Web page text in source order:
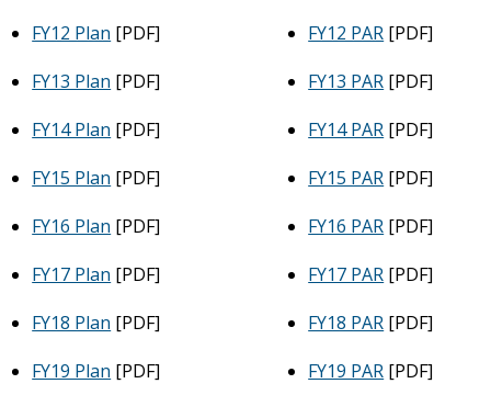
FY12 Plan [PDF] FY12 PAR [PDF]
FY13 Plan [PDF] FY13 PAR [PDF]
FY14 Plan [PDF] FY14 PAR [PDF]
FY15 Plan [PDF] FY15 PAR [PDF]
FY16 Plan [PDF] FY16 PAR [PDF]
FY17 Plan [PDF] FY17 PAR [PDF]
FY18 Plan [PDF] FY18 PAR [PDF]
FY19 Plan [PDF] FY19 PAR [PDF]